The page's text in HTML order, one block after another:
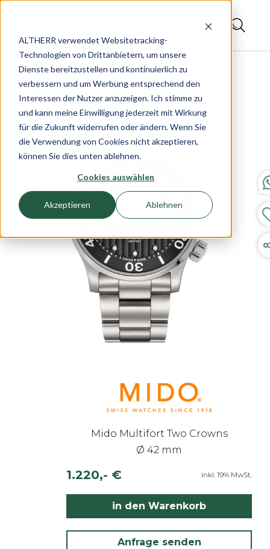
ALTHERR verwendet Websitetracking-
Technologien von Drittanbietern, um unsere
Dienste bereitzustellen und kontinuierlich zu
verbessern und um Werbung entsprechend den
Interessen der Nutzer anzuzeigen. Ich stimme zu
und kann meine Einwilligung jederzeit mit Wirkung
für die Zukunft widerrufen oder ändern. Wenn Sie
die Verwendung von Cookies nicht akzeptieren,
können Sie dies unten ablehnen.
Cookies auswählen
Akzeptieren Ablehnen
Mido Multifort Two Crowns
Ø 42 mm
1.220,- € inkl. 19% MwSt.
in den Warenkorb
Anfrage senden